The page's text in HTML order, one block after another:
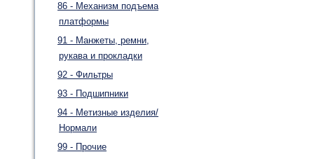
86 - Механизм подъема
платформы
91 - Манжеты, ремни,
рукава и прокладки
92 - Фильтры
93 - Подшипники
94 - Метизные изделия/
Нормали
99 - Прочие